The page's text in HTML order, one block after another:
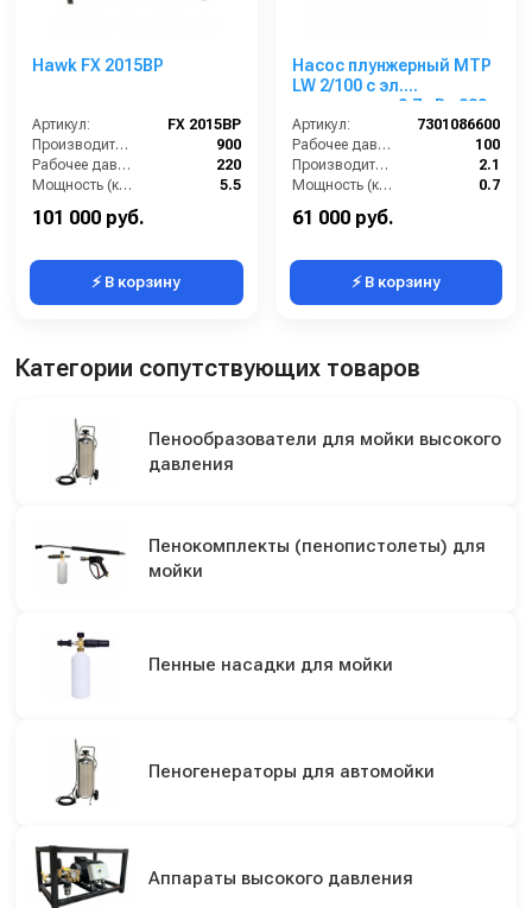
Hawk FX 2015BP
Артикул:
FX 2015BP
Производительность (л/ч):
900
Рабочее давление (бар):
220
Мощность (кВт):
5.5
101 000 руб.
⚡ В корзину
Насос плунжерный MTP
LW 2/100 с эл.
двигателем 0,7 кВт 220
В
Артикул:
7301086600
Рабочее давление (бар):
100
Производительность (л/мин):
2.1
Мощность (кВт):
0.7
61 000 руб.
⚡ В корзину
Категории сопутствующих товаров
Пенообразователи для мойки высокого
давления
Пенокомплекты (пенопистолеты) для
мойки
Пенные насадки для мойки
Пеногенераторы для автомойки
Аппараты высокого давления